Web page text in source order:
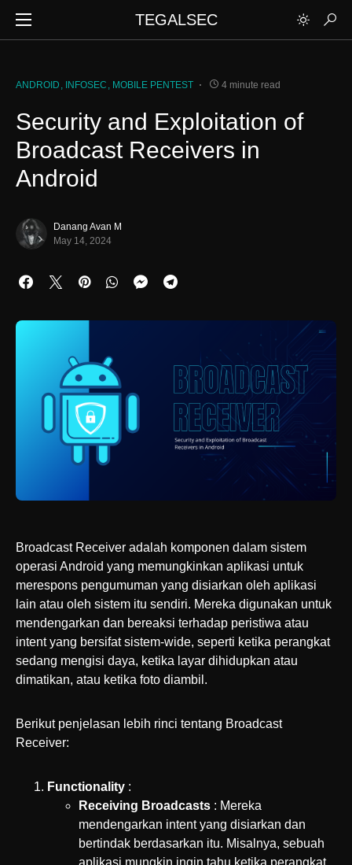
TEGALSEC
ANDROID INFOSEC MOBILE PENTEST 4 minute read
Security and Exploitation of
Broadcast Receivers in
Android
Danang Avan M
May 14, 2024
Broadcast Receiver adalah komponen dalam sistem
operasi Android yang memungkinkan aplikasi untuk
merespons pengumuman yang disiarkan oleh aplikasi
lain atau oleh sistem itu sendiri. Mereka digunakan untuk
mendengarkan dan bereaksi terhadap peristiwa atau
intent yang bersifat sistem-wide, seperti ketika perangkat
sedang mengisi daya, ketika layar dihidupkan atau
dimatikan, atau ketika foto diambil.
Berikut penjelasan lebih rinci tentang Broadcast
Receiver:
Functionality :
Receiving Broadcasts : Mereka
mendengarkan intent yang disiarkan dan
bertindak berdasarkan itu. Misalnya, sebuah